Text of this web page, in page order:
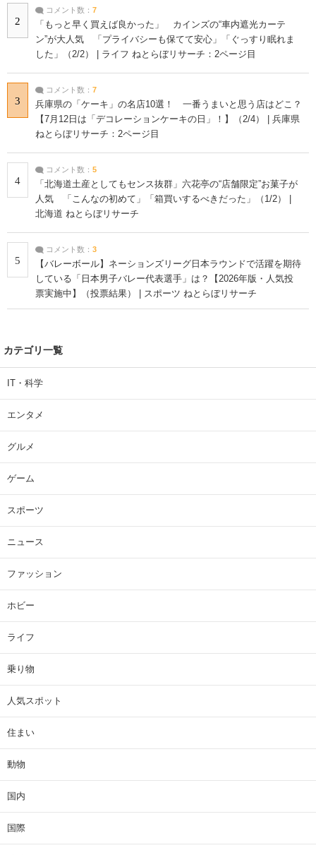
2
コメント数： 7
「もっと早く買えば良かった」 カインズの“車内遮光カーテ
ン”が大人気 「プライバシーも保てて安心」「ぐっすり眠れま
した」（2/2） | ライフ ねとらぼリサーチ：2ページ目
3
コメント数： 7
兵庫県の「ケーキ」の名店10選！ 一番うまいと思う店はどこ？
【7月12日は「デコレーションケーキの日」！】（2/4） | 兵庫県
ねとらぼリサーチ：2ページ目
4
コメント数： 5
「北海道土産としてもセンス抜群」六花亭の“店舗限定”お菓子が
人気 「こんなの初めて」「箱買いするべきだった」（1/2） |
北海道 ねとらぼリサーチ
5
コメント数： 3
【バレーボール】ネーションズリーグ日本ラウンドで活躍を期待
している「日本男子バレー代表選手」は？【2026年版・人気投
票実施中】（投票結果） | スポーツ ねとらぼリサーチ
カテゴリ一覧
IT・科学
エンタメ
グルメ
ゲーム
スポーツ
ニュース
ファッション
ホビー
ライフ
乗り物
人気スポット
住まい
動物
国内
国際